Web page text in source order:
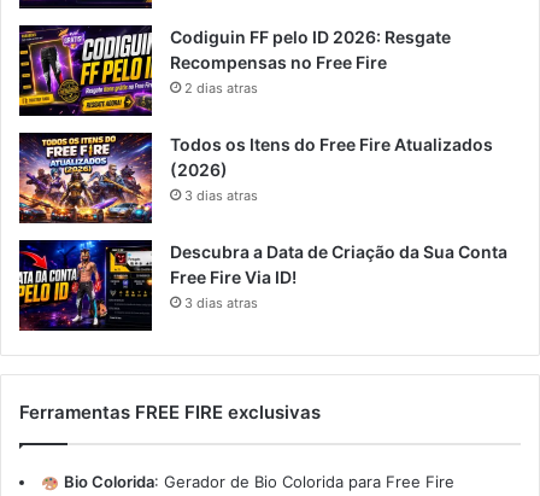
Codiguin FF pelo ID 2026: Resgate
Recompensas no Free Fire
2 dias atras
Todos os Itens do Free Fire Atualizados
(2026)
3 dias atras
Descubra a Data de Criação da Sua Conta
Free Fire Via ID!
3 dias atras
Ferramentas FREE FIRE exclusivas
Bio Colorida: Gerador de Bio Colorida para Free Fire